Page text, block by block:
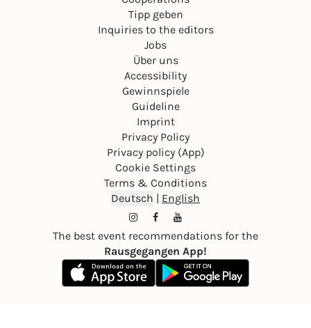
Tipp geben
Inquiries to the editors
Jobs
Über uns
Accessibility
Gewinnspiele
Guideline
Imprint
Privacy Policy
Privacy policy (App)
Cookie Settings
Terms & Conditions
Deutsch | English
The best event recommendations for the
Rausgegangen App!